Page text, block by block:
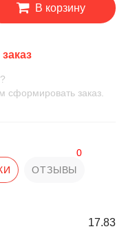
В корзину
заказ.
ОТЗЫВЫ
0
17.83